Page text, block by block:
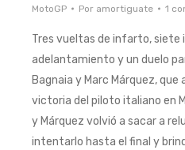
MotoGP Por amortiguate 1
Tres vueltas de infarto, siete
adelantamiento y un duelo
Bagnaia y Marc Márquez,
victoria del piloto italiano en
y Márquez volvió a sacar a
intentarlo hasta el final y